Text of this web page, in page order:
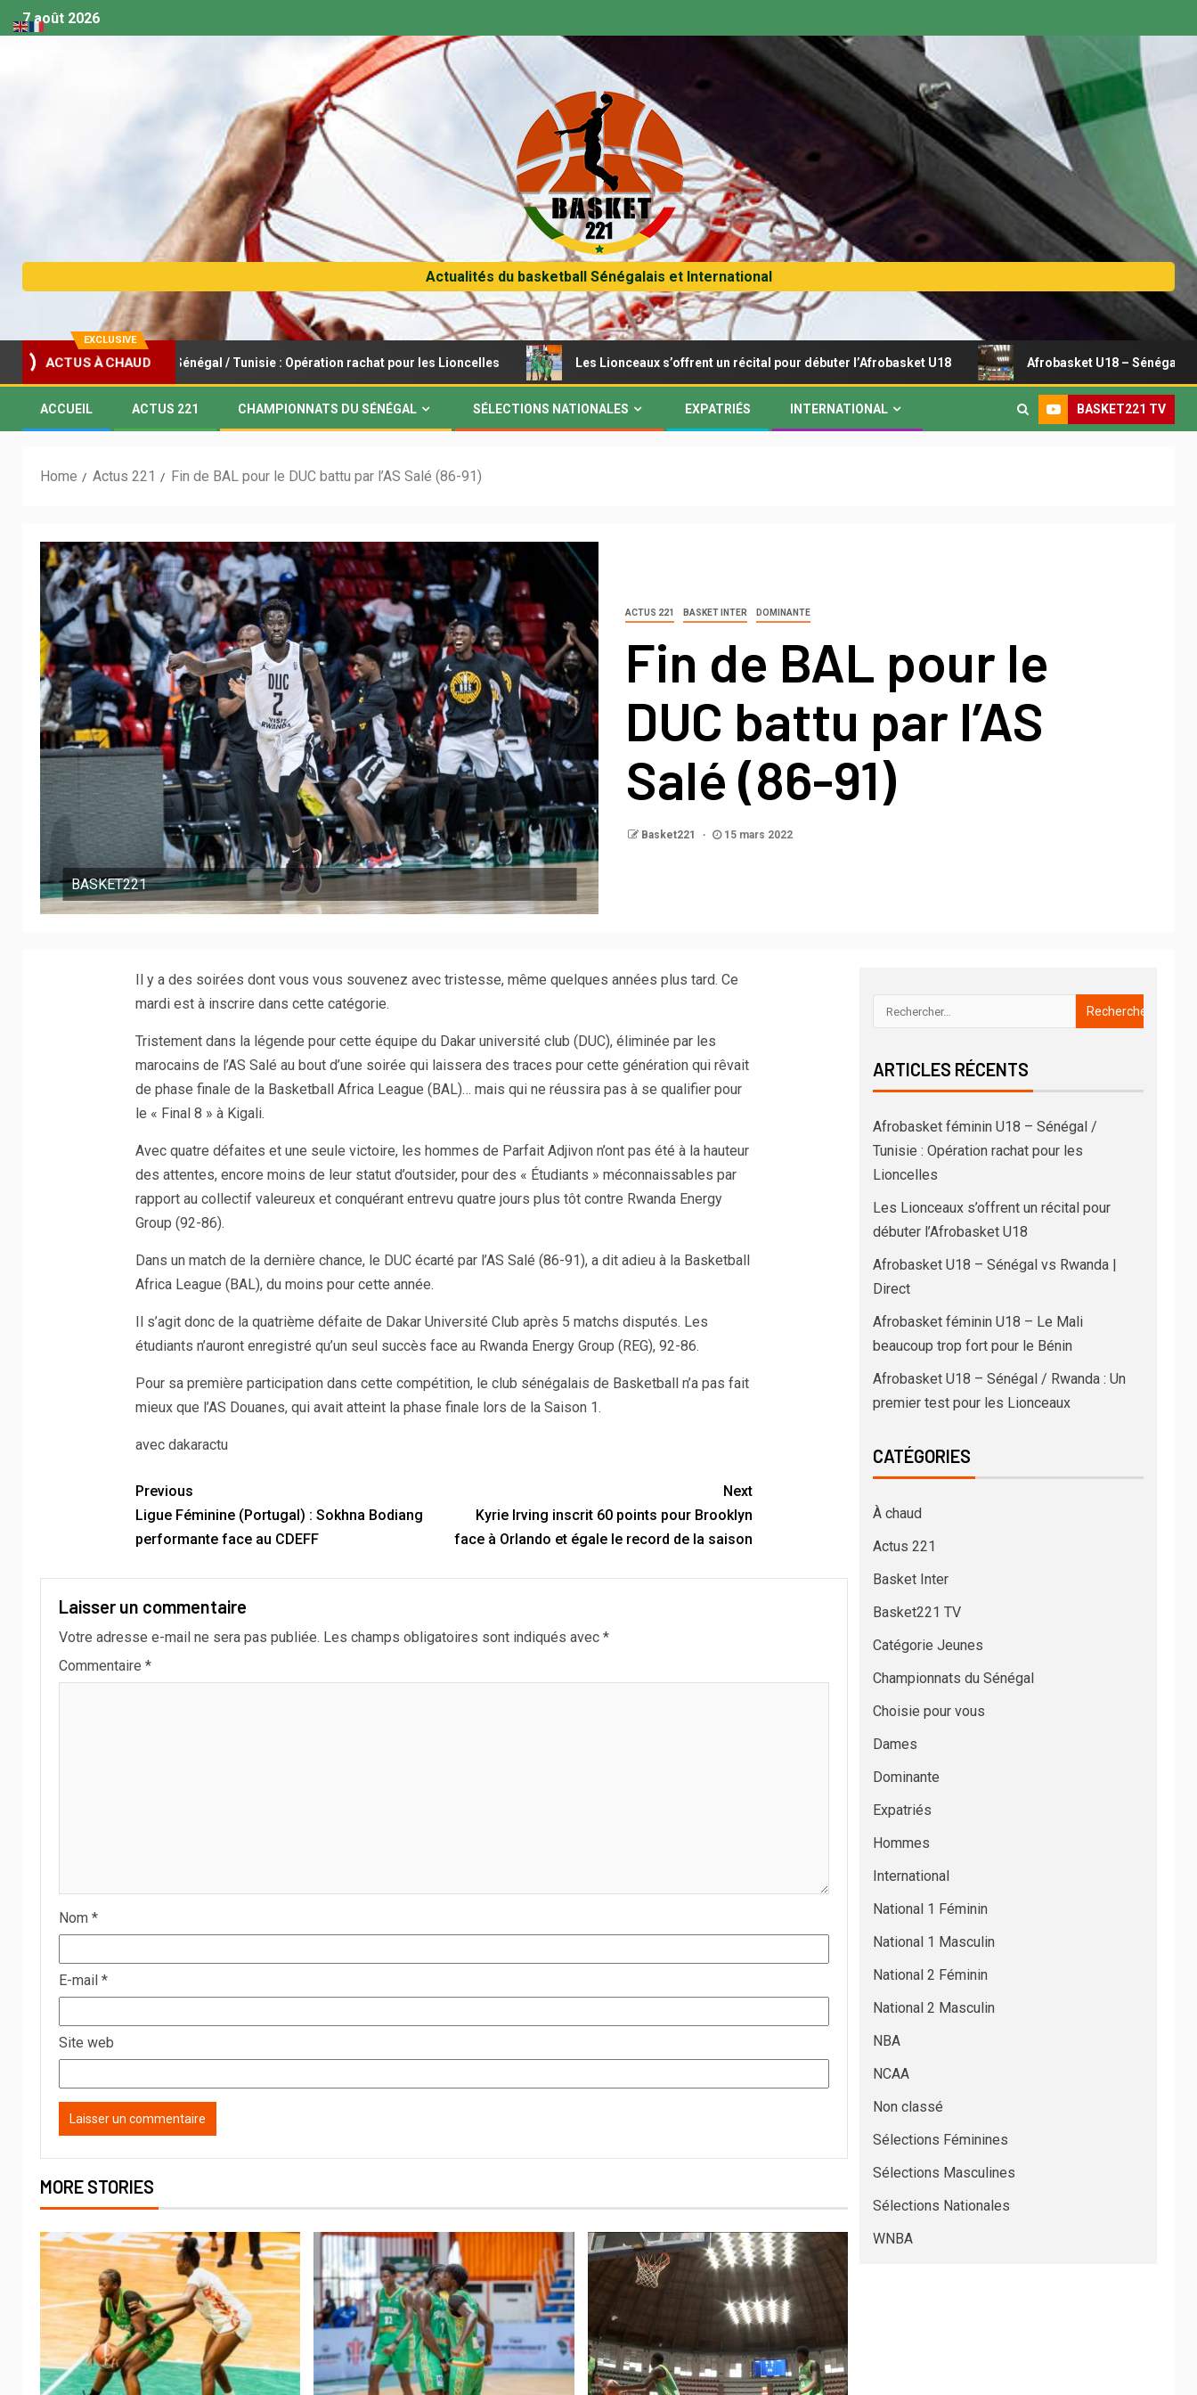
7 août 2026
Actualités du basketball Sénégalais et International
EXCLUSIVE
ACTUS À CHAUD
féminin U18 – Sénégal / Tunisie : Opération rachat pour les Lioncelles Les Lionceaux s’offrent un récital pour débuter l’Afrobasket U18 Afrobasket U18 – Sénégal vs Rwanda |
ACCUEIL ACTUS 221 CHAMPIONNATS DU SÉNÉGAL SÉLECTIONS NATIONALES EXPATRIÉS INTERNATIONAL BASKET221 TV
Home Actus 221 Fin de BAL pour le DUC battu par l’AS Salé (86-91)
BASKET221
ACTUS 221 BASKET INTER DOMINANTE
Fin de BAL pour le
DUC battu par l’AS
Salé (86-91)
Basket221 15 mars 2022
Il y a des soirées dont vous vous souvenez avec tristesse, même quelques années plus tard. Ce
mardi est à inscrire dans cette catégorie.
Tristement dans la légende pour cette équipe du Dakar université club (DUC), éliminée par les
marocains de l’AS Salé au bout d’une soirée qui laissera des traces pour cette génération qui rêvait
de phase finale de la Basketball Africa League (BAL)… mais qui ne réussira pas à se qualifier pour
le « Final 8 » à Kigali.
Avec quatre défaites et une seule victoire, les hommes de Parfait Adjivon n’ont pas été à la hauteur
des attentes, encore moins de leur statut d’outsider, pour des « Étudiants » méconnaissables par
rapport au collectif valeureux et conquérant entrevu quatre jours plus tôt contre Rwanda Energy
Group (92-86).
Dans un match de la dernière chance, le DUC écarté par l’AS Salé (86-91), a dit adieu à la Basketball
Africa League (BAL), du moins pour cette année.
Il s’agit donc de la quatrième défaite de Dakar Université Club après 5 matchs disputés. Les
étudiants n’auront enregistré qu’un seul succès face au Rwanda Energy Group (REG), 92-86.
Pour sa première participation dans cette compétition, le club sénégalais de Basketball n’a pas fait
mieux que l’AS Douanes, qui avait atteint la phase finale lors de la Saison 1.
avec dakaractu
Previous
Ligue Féminine (Portugal) : Sokhna Bodiang
performante face au CDEFF
Next
Kyrie Irving inscrit 60 points pour Brooklyn
face à Orlando et égale le record de la saison
Laisser un commentaire
Votre adresse e-mail ne sera pas publiée. Les champs obligatoires sont indiqués avec *
Commentaire *
Nom *
E-mail *
Site web
MORE STORIES
ARTICLES RÉCENTS
Afrobasket féminin U18 – Sénégal /
Tunisie : Opération rachat pour les
Lioncelles
Les Lionceaux s’offrent un récital pour
débuter l’Afrobasket U18
Afrobasket U18 – Sénégal vs Rwanda |
Direct
Afrobasket féminin U18 – Le Mali
beaucoup trop fort pour le Bénin
Afrobasket U18 – Sénégal / Rwanda : Un
premier test pour les Lionceaux
CATÉGORIES
À chaud
Actus 221
Basket Inter
Basket221 TV
Catégorie Jeunes
Championnats du Sénégal
Choisie pour vous
Dames
Dominante
Expatriés
Hommes
International
National 1 Féminin
National 1 Masculin
National 2 Féminin
National 2 Masculin
NBA
NCAA
Non classé
Sélections Féminines
Sélections Masculines
Sélections Nationales
WNBA